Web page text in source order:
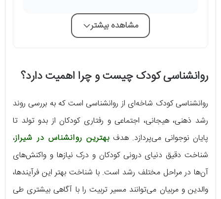
مشاهده بیشتر
روانشناسی کودک چیست و چرا اهمیت دارد؟
روانشناسی کودک شاخه‌ای از روانشناسی است که به بررسی روند
رشد ذهنی، هیجانی، اجتماعی و رفتاری کودکان از بدو تولد تا
پایان نوجوانی می‌پردازد. هدف بهترین روانشناس در شیراز،
شناخت دقیق دنیای درونی کودکان و درک نیازها و واکنش‌های
آن‌ها در مراحل مختلف رشد است. با شناخت بهتر این فرآیندها،
والدین و مربیان می‌توانند مسیر تربیت را با آگاهی بیشتری طی